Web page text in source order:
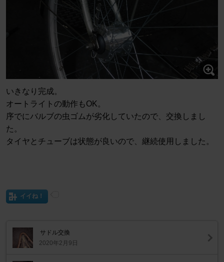
いきなり完成。
オートライトの動作もOK。
序でにバルブの虫ゴムが劣化していたので、交換しまし
た。
タイヤとチューブは状態が良いので、継続使用しました。
イイね！
サドル交換
2020年2月9日